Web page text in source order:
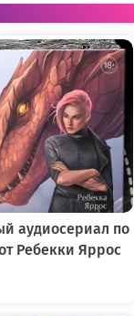
аудиосериал по
Ребекки Яррос